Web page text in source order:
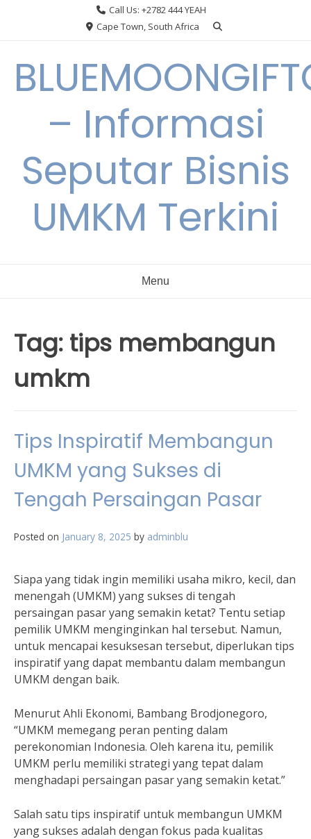
Call Us: +2782 444 YEAH
Cape Town, South Africa
– Informasi
Seputar Bisnis
UMKM Terkini
Menu
Tag: tips membangun
umkm
Tips Inspiratif Membangun
UMKM yang Sukses di
Tengah Persaingan Pasar
Posted on January 8, 2025 by adminblu
Siapa yang tidak ingin memiliki usaha mikro, kecil, dan
menengah (UMKM) yang sukses di tengah
persaingan pasar yang semakin ketat? Tentu setiap
pemilik UMKM menginginkan hal tersebut. Namun,
untuk mencapai kesuksesan tersebut, diperlukan tips
inspiratif yang dapat membantu dalam membangun
UMKM dengan baik.
Menurut Ahli Ekonomi, Bambang Brodjonegoro,
“UMKM memegang peran penting dalam
perekonomian Indonesia. Oleh karena itu, pemilik
UMKM perlu memiliki strategi yang tepat dalam
menghadapi persaingan pasar yang semakin ketat.”
Salah satu tips inspiratif untuk membangun UMKM
yang sukses adalah dengan fokus pada kualitas